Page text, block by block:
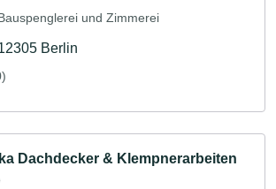
und Zimmerei
Berlin
Dachdecker & Klempnerarbeiten